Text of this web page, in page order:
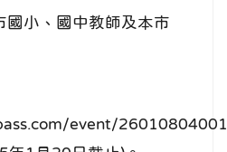
國小、國中教師及本市
event/